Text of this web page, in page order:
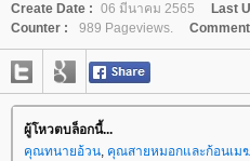
Create Date : 06 มีนาคม 2565 Last
Counter :
989 Pageviews.
ผู้โหวตบล็อกนี้...
คุณทนายอ้วน, คุณสายหมอกและก้อนเมฆ